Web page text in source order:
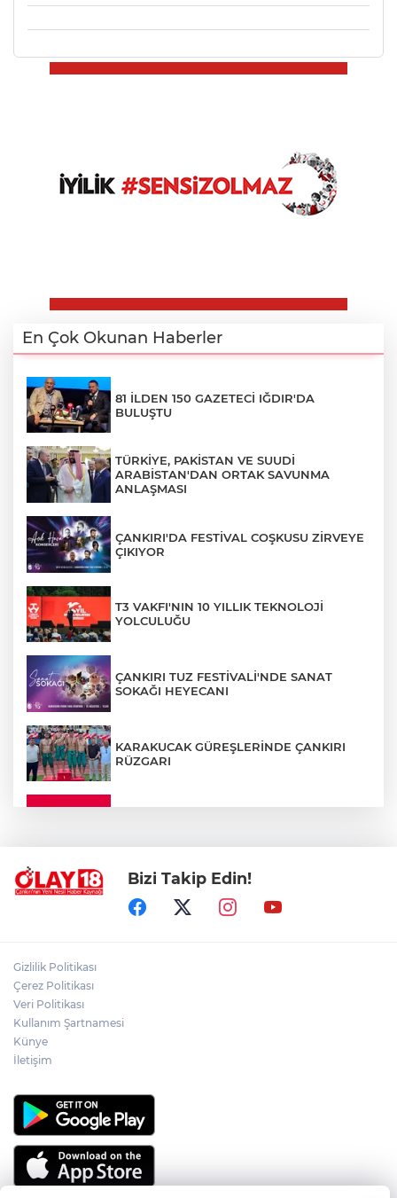
En Çok Okunan Haberler
81 İLDEN 150 GAZETECİ IĞDIR'DA
BULUŞTU
TÜRKİYE, PAKİSTAN VE SUUDİ
ARABİSTAN'DAN ORTAK SAVUNMA
ANLAŞMASI
ÇANKIRI'DA FESTİVAL COŞKUSU ZİRVEYE
ÇIKIYOR
T3 VAKFI'NIN 10 YILLIK TEKNOLOJİ
YOLCULUĞU
ÇANKIRI TUZ FESTİVALİ'NDE SANAT
SOKAĞI HEYECANI
KARAKUCAK GÜREŞLERİNDE ÇANKIRI
RÜZGARI
ADEM YAYLACI ELDİVAN'DA DUALARLA
TOPRAĞA VERİLDİ
ABD-İRAN HATTINDA YENİ KRİZ
Bizi Takip Edin!
Gizlilik Politikası
Çerez Politikası
Veri Politikası
Kullanım Şartnamesi
Künye
İletişim